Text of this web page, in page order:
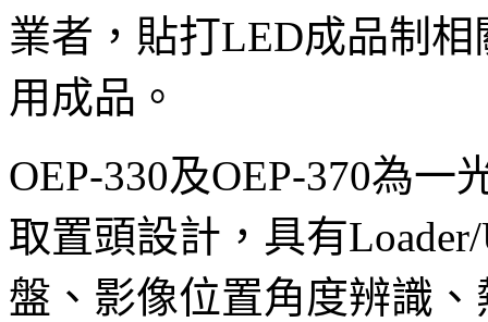
業者，貼打LED成品制
用成品。
OEP-330及OEP-370為
取置頭設計，具有
盤、影像位置角度辨識